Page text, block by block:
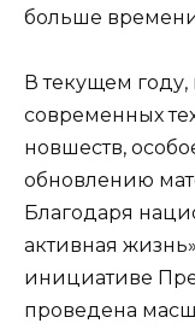
больше
В текущем
современных
новшеств,
обновлению
Благодаря
активная
инициативе
проведена